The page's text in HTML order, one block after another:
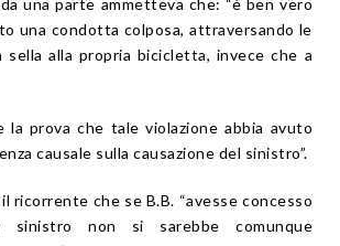
una parte ammetteva che: “è ben vero
una condotta colposa, attraversando le
sella alla propria bicicletta, invece che a
prova che tale violazione abbia avuto
causale sulla causazione del sinistro”.
ricorrente che se B.B. “avesse concesso
sinistro non si sarebbe comunque